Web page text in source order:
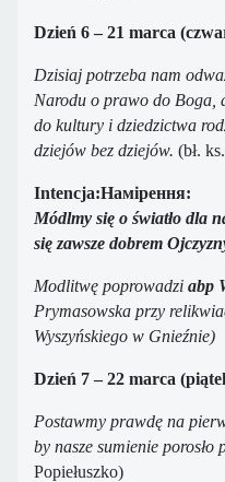
Dzień 6 – 21 marca
Dzisiaj potrzeba nam
Narodu o prawo do Boga,
do kultury i dziedzictwa
dziejów bez dziejów. (bł.
Intencja:Намірення:
Módlmy się o światło dla
się zawsze dobrem
Modlitwę poprowadzi abp
Prymasowska przy
Wyszyńskiego w Gnieźnie)
Dzień 7 – 22 marca
Postawmy prawdę na
by nasze sumienie porosło
Popiełuszko)